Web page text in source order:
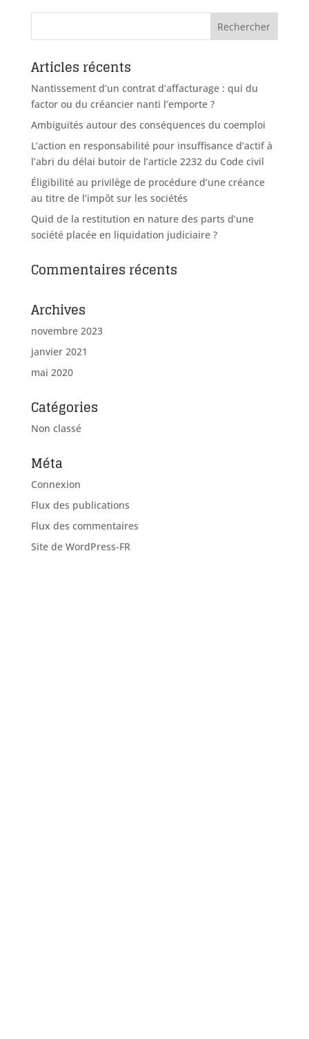
Articles récents
Nantissement d’un contrat d’affacturage : qui du
factor ou du créancier nanti l’emporte ?
Ambiguïtés autour des conséquences du coemploi
L’action en responsabilité pour insuffisance d’actif à
l’abri du délai butoir de l’article 2232 du Code civil
Éligibilité au privilège de procédure d’une créance
au titre de l’impôt sur les sociétés
Quid de la restitution en nature des parts d’une
société placée en liquidation judiciaire ?
Commentaires récents
Archives
novembre 2023
janvier 2021
mai 2020
Catégories
Non classé
Méta
Connexion
Flux des publications
Flux des commentaires
Site de WordPress-FR